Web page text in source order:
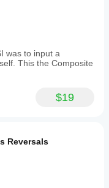
was to input a
This the Composite
$19
Reversals